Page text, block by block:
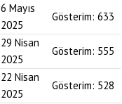
6 Mayıs
2025
Gösterim: 633
29 Nisan
2025
Gösterim: 555
22 Nisan
2025
Gösterim: 528